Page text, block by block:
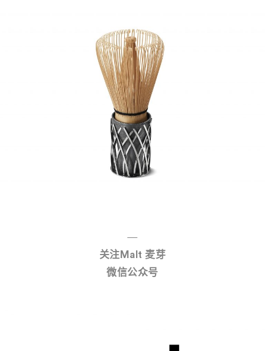
—
关注Malt 麦芽
微信公众号